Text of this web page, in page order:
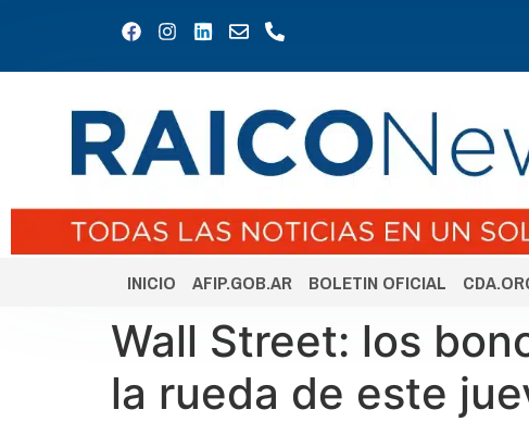
INICIO AFIP.GOB.AR BOLETIN OFICIAL
Wall Street: los
la rueda de este